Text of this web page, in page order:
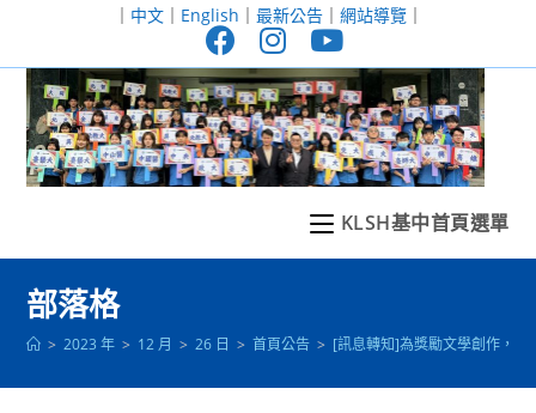
至
｜ 中文｜ English ｜ 最新公告｜ 網站導覽｜
KLSH基中首頁選單
部落格
> 2023 年 > 12 月 > 26 日 > 首頁公告 > [訊息轉知]為獎勵文學創作，